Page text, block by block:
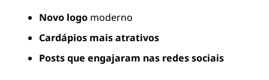
Novo logo moderno
Cardápios mais atrativos
Posts que engajaram nas redes sociais